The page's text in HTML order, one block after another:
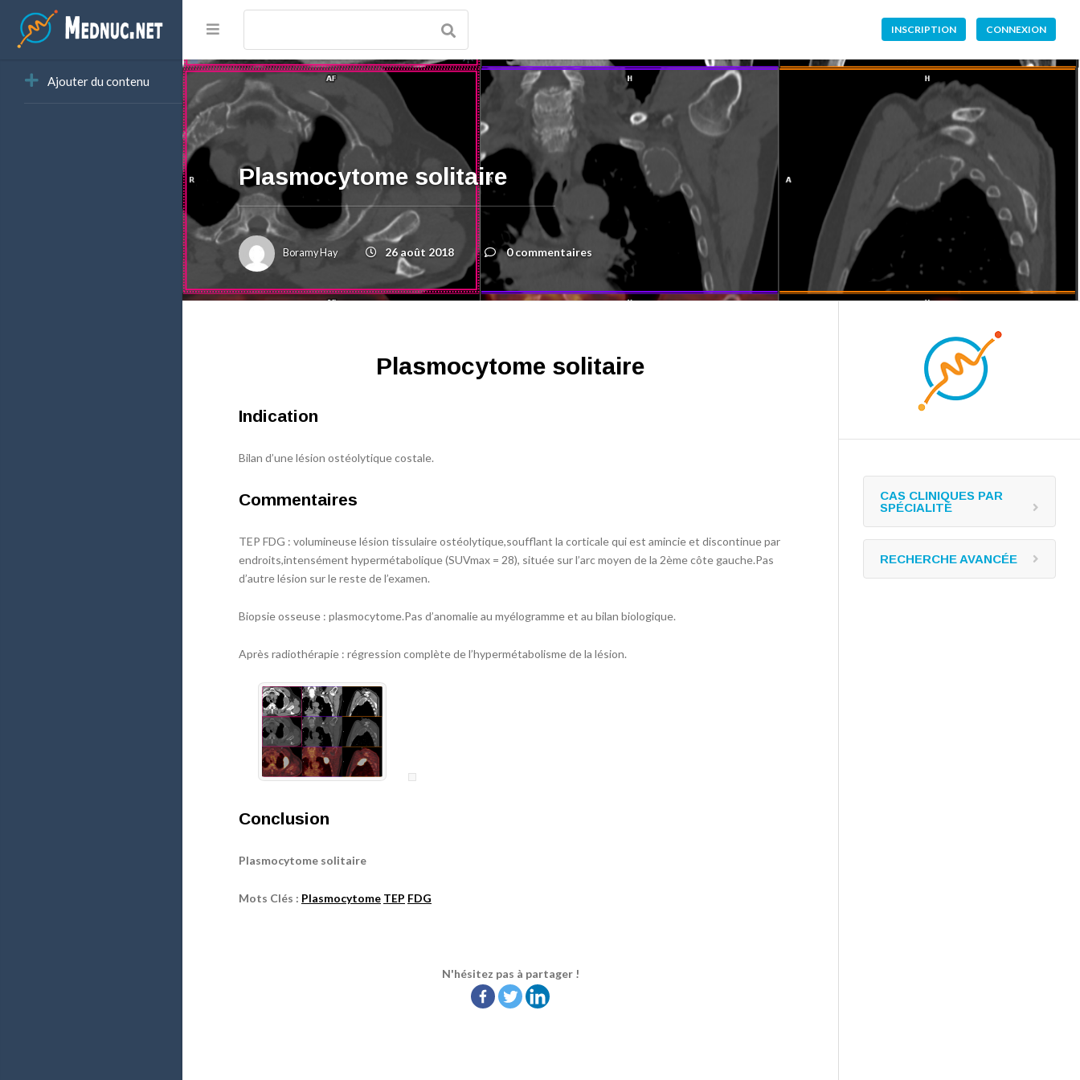
INSCRIPTION CONNEXION
Ajouter du contenu
Plasmocytome solitaire
Boramy Hay 26 août 2018 0 commentaires
Plasmocytome solitaire
Indication
Bilan d’une lésion ostéolytique costale.
Commentaires
TEP FDG : volumineuse lésion tissulaire ostéolytique,soufflant la corticale qui est amincie et discontinue par
endroits,intensément hypermétabolique (SUVmax = 28), située sur l’arc moyen de la 2ème côte gauche.Pas
d’autre lésion sur le reste de l’examen.
Biopsie osseuse : plasmocytome.Pas d’anomalie au myélogramme et au bilan biologique.
Après radiothérapie : régression complète de l’hypermétabolisme de la lésion.
Conclusion
Plasmocytome solitaire
Mots Clés : Plasmocytome TEP FDG
N'hésitez pas à partager !
CAS CLINIQUES PAR
SPÉCIALITÉ
RECHERCHE AVANCÉE